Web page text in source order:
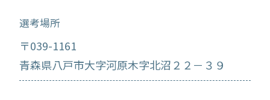
選考場所
〒039-1161
青森県八戸市大字河原木字北沼２２－３９